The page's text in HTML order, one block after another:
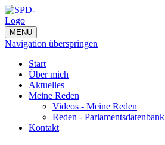
MENÜ
Navigation überspringen
Start
Über mich
Aktuelles
Meine Reden
Videos - Meine Reden
Reden - Parlamentsdatenbank
Kontakt